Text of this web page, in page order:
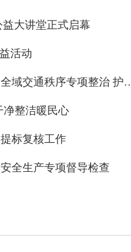
益大讲堂正式启幕
活动
市公安局交通管理大队开展全
净整洁暖民心
标复核工作
全生产专项督导检查